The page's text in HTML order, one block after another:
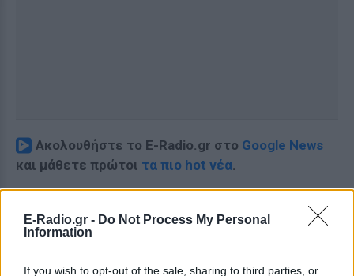
E-Radio.gr - Do Not Process My Personal
Information
If you wish to opt-out of the sale, sharing to third parties, or
Ακολουθήστε το E-Radio.gr στο Google News
και μάθετε πρώτοι τα πιο hot νέα.
και ότι σου κάνει κλικ!